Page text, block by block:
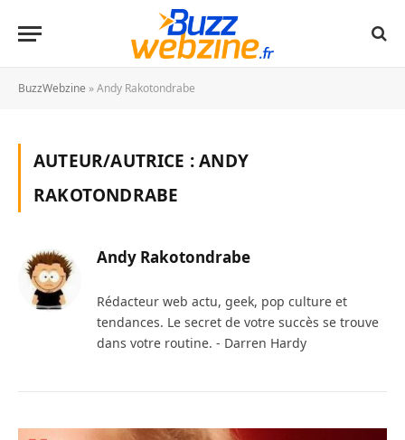
BuzzWebzine »Andy Rakotondrabe
AUTEUR/AUTRICE :ANDY
RAKOTONDRABE
Andy Rakotondrabe
Rédacteur web actu, geek, pop culture et
tendances. Le secret de votre succès se trouve
dans votre routine. - Darren Hardy